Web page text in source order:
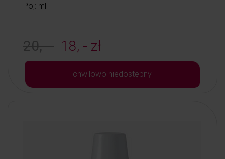
Poj: ml
20, - 18, - zł
chwilowo niedostępny